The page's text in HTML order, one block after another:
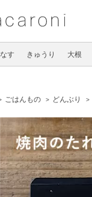
なす きゅうり 大根
ごはんもの どんぶり